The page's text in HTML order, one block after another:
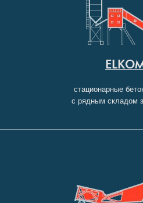
стационарные
с рядным складом